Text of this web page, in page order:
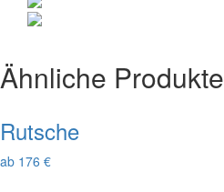
Ähnliche Produkte
Rutsche
ab 176 €